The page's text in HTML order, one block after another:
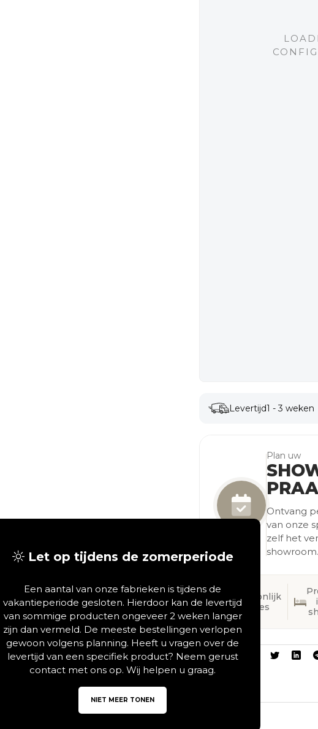
Levertijd1 - 3 weken
Plan uw
Ontvang
van onze
zelf het
showroom.
Persoonlijk
advies
Deel via
Let op tijdens de zomerperiode
Een aantal van onze fabrieken is tijdens de
vakantieperiode gesloten. Hierdoor kan de levertijd
van sommige producten ongeveer 2 weken langer
zijn dan vermeld. De meeste bestellingen verlopen
gewoon volgens planning. Heeft u vragen over de
levertijd van een specifiek product? Neem gerust
contact met ons op. Wij helpen u graag.
NIET MEER TONEN